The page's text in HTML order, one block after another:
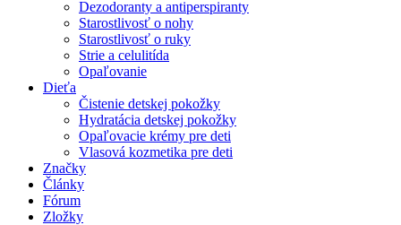
Dezodoranty a antiperspiranty
Starostlivosť o nohy
Starostlivosť o ruky
Strie a celulitída
Opaľovanie
Dieťa
Čistenie detskej pokožky
Hydratácia detskej pokožky
Opaľovacie krémy pre deti
Vlasová kozmetika pre deti
Značky
Články
Fórum
Zložky